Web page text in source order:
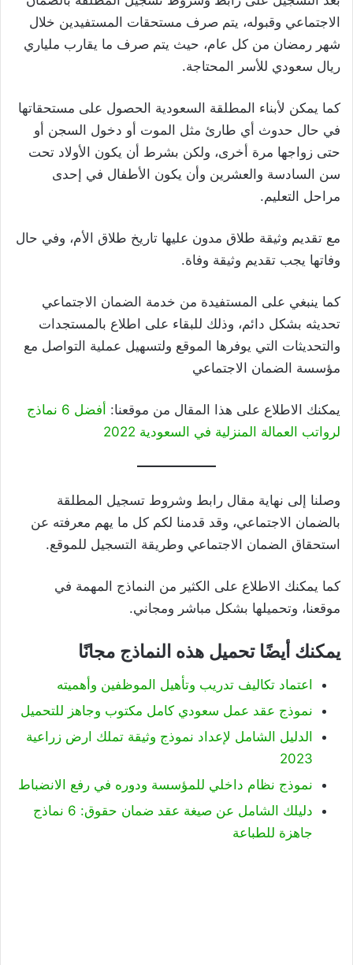
الاجتماعي وقبوله، يتم صرف مستحقات المستفيدين خلال
شهر رمضان من كل عام، حيث يتم صرف ما يقارب ملياري
ريال سعودي للأسر المحتاجة.
كما يمكن لأبناء المطلقة السعودية الحصول على مستحقاتها
في حال حدوث أي طارئ مثل الموت أو دخول السجن أو
حتى زواجها مرة أخرى، ولكن بشرط أن يكون الأولاد تحت
سن السادسة والعشرين وأن يكون الأطفال في إحدى
مراحل التعليم.
مع تقديم وثيقة طلاق مدون عليها تاريخ طلاق الأم، وفي حال
وفاتها يجب تقديم وثيقة وفاة.
كما ينبغي على المستفيدة من خدمة الضمان الاجتماعي
تحديثه بشكل دائم، وذلك للبقاء على اطلاع بالمستجدات
والتحديثات التي يوفرها الموقع ولتسهيل عملية التواصل مع
مؤسسة الضمان الاجتماعي
يمكنك الاطلاع على هذا المقال من موقعنا:
أفضل 6 نماذج
لرواتب العمالة المنزلية في السعودية 2022
وصلنا إلى نهاية مقال رابط وشروط تسجيل المطلقة
بالضمان الاجتماعي، وقد قدمنا لكم كل ما يهم معرفته عن
استحقاق الضمان الاجتماعي وطريقة التسجيل للموقع.
كما يمكنك الاطلاع على الكثير من النماذج المهمة في
موقعنا، وتحميلها بشكل مباشر ومجاني.
يمكنك أيضًا تحميل هذه النماذج مجانًا
اعتماد تكاليف تدريب وتأهيل الموظفين وأهميته
نموذج عقد عمل سعودي كامل مكتوب وجاهز للتحميل
الدليل الشامل لإعداد نموذج وثيقة تملك ارض زراعية
2023
نموذج نظام داخلي للمؤسسة ودوره في رفع الانضباط
دليلك الشامل عن صيغة عقد ضمان حقوق: 6 نماذج
جاهزة للطباعة